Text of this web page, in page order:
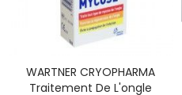
WARTNER CRYOPHARMA
Traitement De L'ongle